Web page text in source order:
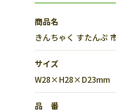
商品名
きんちゃく すたんぷ
サイズ
W28×H28×D23mm
品 番